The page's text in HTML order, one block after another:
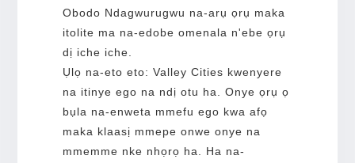
Obodo Ndagwurugwu na-arụ ọrụ maka
itolite ma na-edobe omenala n'ebe ọrụ
dị iche iche.
Ụlọ na-eto eto: Valley Cities kwenyere
na itinye ego na ndị otu ha. Onye ọrụ ọ
bụla na-enweta mmefu ego kwa afọ
maka klaasị mmepe onwe onye na
mmemme nke nhọrọ ha. Ha na-